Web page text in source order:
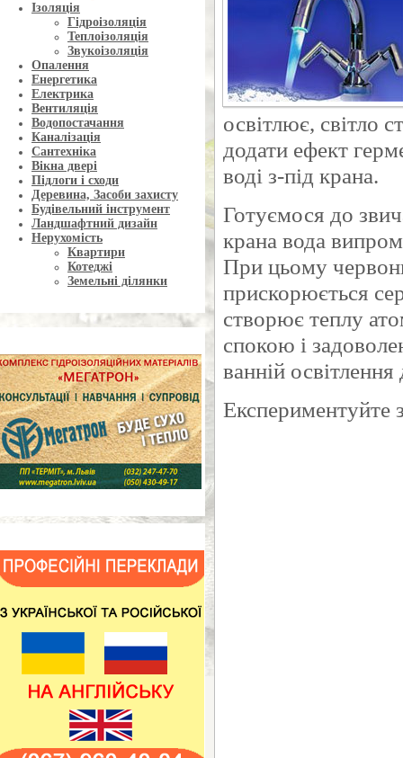
Ізоляція
Гідроізоляція
Теплоізоляція
Звукоізоляція
Опалення
Енергетика
Електрика
Вентиляція
Водопостачання
Каналізація
Сантехніка
Вікна двері
Підлоги і сходи
Деревина, Засоби захисту
Будівельний інструмент
Ландшафтний дизайн
Нерухомість
Квартири
Котеджі
Земельні ділянки
освітлює, світло
додати ефект
воді з-під крана.
Готуємося до
крана вода
При цьому
прискорюється
створює теплу
спокою і
ванній
Експериментуйте